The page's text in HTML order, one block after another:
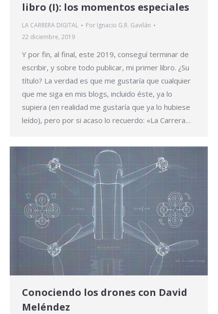
libro (I): los momentos especiales
LA CARRERA DIGITAL Por Ignacio G.R. Gavilán
22 diciembre, 2019
Y por fin, al final, este 2019, conseguí terminar de
escribir, y sobre todo publicar, mi primer libro. ¿Su
título? La verdad es que me gustaría que cualquier
que me siga en mis blogs, incluido éste, ya lo
supiera (en realidad me gustaría que ya lo hubiese
leído), pero por si acaso lo recuerdo: «La Carrera…
Conociendo los drones con David
Meléndez